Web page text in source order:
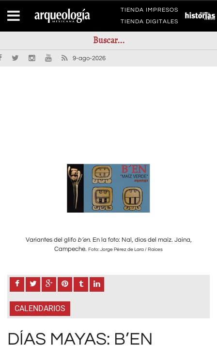
TIENDA IMPRESOS
TIENDA DIGITALES
9-ago-2026
Variantes del glifo b’en. En la foto: Nal, dios del maíz. Jaina,
Campeche. Foto: Jorge Pérez de Lara / Raíces
CALENDARIOS
DÍAS MAYAS: B’EN